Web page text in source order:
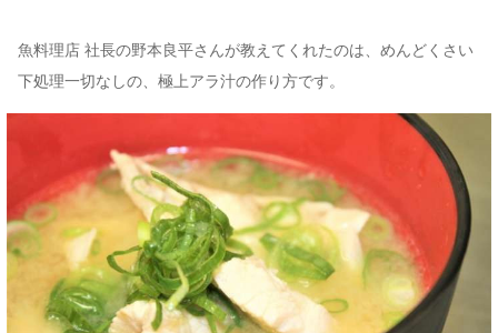
魚料理店 社長の野本良平さんが教えてくれたのは、めんどくさい
下処理一切なしの、極上アラ汁の作り方です。